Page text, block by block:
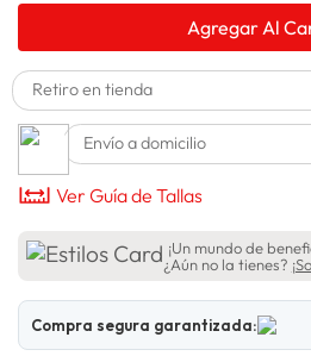
Agregar Al
Retiro en tienda
Envío a domicilio
Ver Guía de Tallas
¡Un mundo de
¿Aún no la tienes?
Compra segura garantizada: